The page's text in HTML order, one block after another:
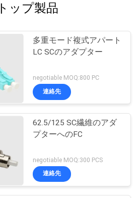
トップ製品
多重モード複式アパート
LC SCのアダプター
negotiable MOQ:800 PC
連絡先
62.5/125 SC繊維のアダ
プターへのFC
negotiable MOQ:300 PCS
連絡先